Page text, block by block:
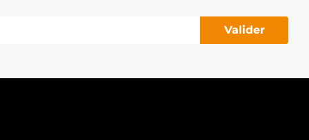
Valider